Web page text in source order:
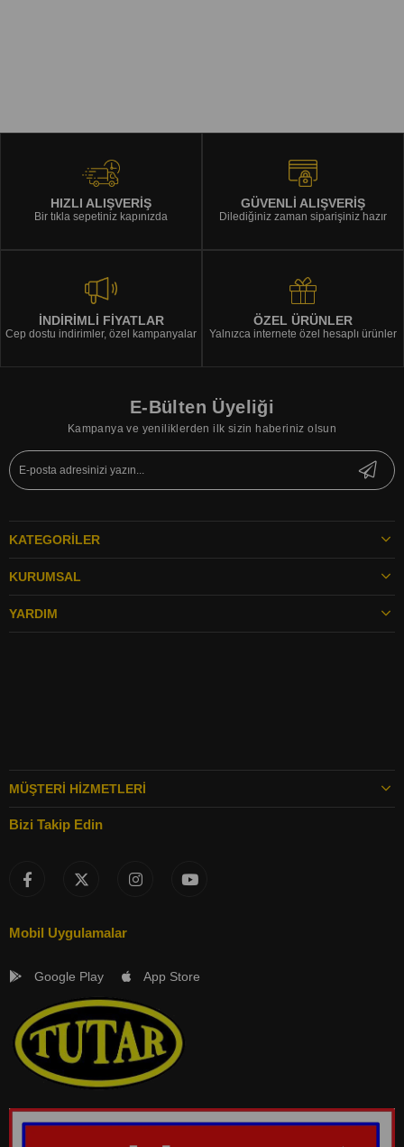
HIZLI ALIŞVERİŞ
Bir tıkla sepetiniz kapınızda
GÜVENLİ ALIŞVERİŞ
Dilediğiniz zaman siparişiniz hazır
İNDİRİMLİ FİYATLAR
Cep dostu indirimler, özel kampanyalar
ÖZEL ÜRÜNLER
Yalnızca internete özel hesaplı ürünler
E-Bülten Üyeliği
Kampanya ve yeniliklerden ilk sizin haberiniz olsun
KATEGORILER
KURUMSAL
YARDIM
MÜŞTERI HIZMETLERI
Bizi Takip Edin
Mobil Uygulamalar
Google Play App Store